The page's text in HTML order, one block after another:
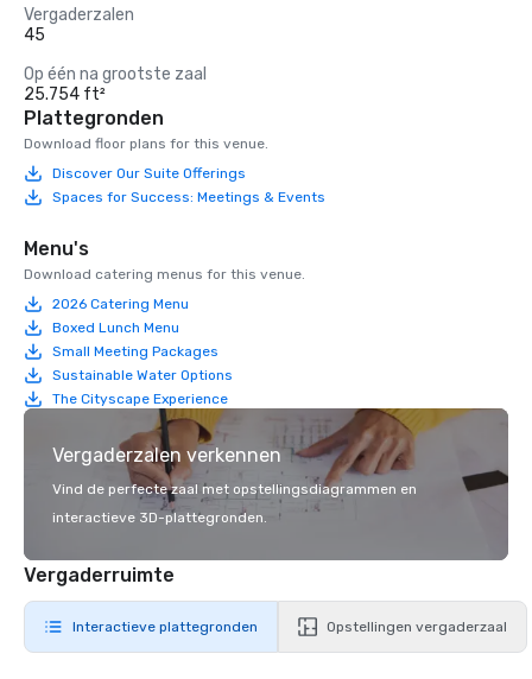
Vergaderzalen
45
Op één na grootste zaal
25.754 ft²
Plattegronden
Download floor plans for this venue.
Discover Our Suite Offerings
Spaces for Success: Meetings & Events
Menu's
Download catering menus for this venue.
2026 Catering Menu
Boxed Lunch Menu
Small Meeting Packages
Sustainable Water Options
The Cityscape Experience
Vergaderzalen verkennen
Vind de perfecte zaal met opstellingsdiagrammen en
interactieve 3D-plattegronden.
Vergaderruimte
Interactieve plattegronden Opstellingen vergaderzaal